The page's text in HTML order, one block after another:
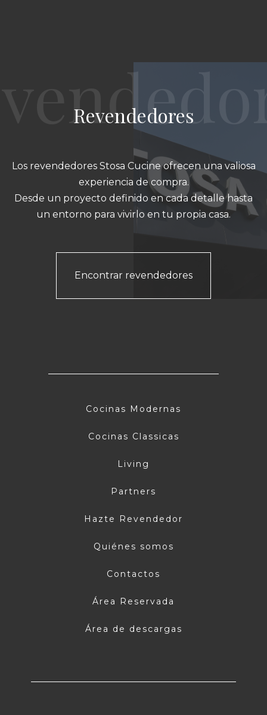
Revendedores
Los revendedores Stosa Cucine ofrecen una valiosa
experiencia de compra.
Desde un proyecto definido en cada detalle hasta
un entorno para vivirlo en tu propia casa.
Encontrar revendedores
Cocinas Modernas
Cocinas Classicas
Living
Partners
Hazte Revendedor
Quiénes somos
Contactos
Área Reservada
Área de descargas